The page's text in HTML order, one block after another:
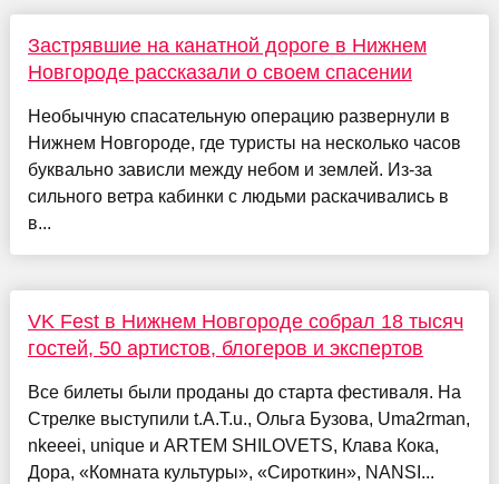
Застрявшие на канатной дороге в Нижнем
Новгороде рассказали о своем спасении
Необычную спасательную операцию развернули в
Нижнем Новгороде, где туристы на несколько часов
буквально зависли между небом и землей. Из-за
сильного ветра кабинки с людьми раскачивались в
в...
VK Fest в Нижнем Новгороде собрал 18 тысяч
гостей, 50 артистов, блогеров и экспертов
Все билеты были проданы до старта фестиваля. На
Стрелке выступили t.A.T.u., Ольга Бузова, Uma2rman,
nkeeei, unique и ARTEM SHILOVETS, Клава Кока,
Дора, «Комната культуры», «Сироткин», NANSI...